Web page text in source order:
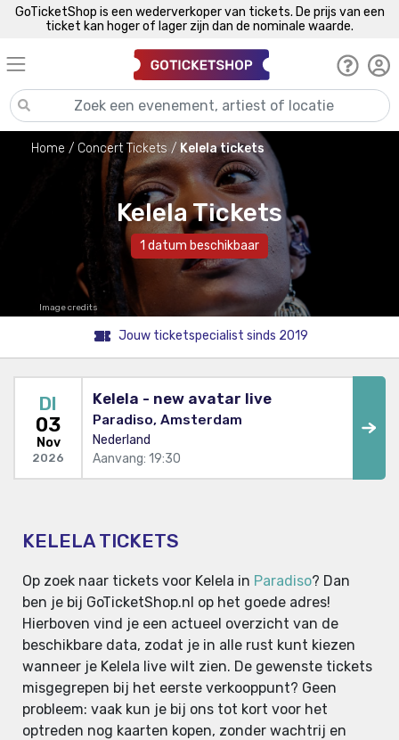
GoTicketShop is een wederverkoper van tickets. De prijs van een
ticket kan hoger of lager zijn dan de nominale waarde.
Home Concert Tickets Kelela tickets
Kelela Tickets
1 datum beschikbaar
Image credits
Jouw ticketspecialist sinds 2019
DI
03
Nov
2026
Kelela - new avatar live
Paradiso, Amsterdam
Nederland
Aanvang: 19:30
KELELA TICKETS
Op zoek naar tickets voor Kelela in Paradiso? Dan
ben je bij GoTicketShop.nl op het goede adres!
Hierboven vind je een actueel overzicht van de
beschikbare data, zodat je in alle rust kunt kiezen
wanneer je Kelela live wilt zien. De gewenste tickets
misgegrepen bij het eerste verkooppunt? Geen
probleem: vaak kun je bij ons tot kort voor het
optreden nog kaarten kopen, zonder wachtrij en